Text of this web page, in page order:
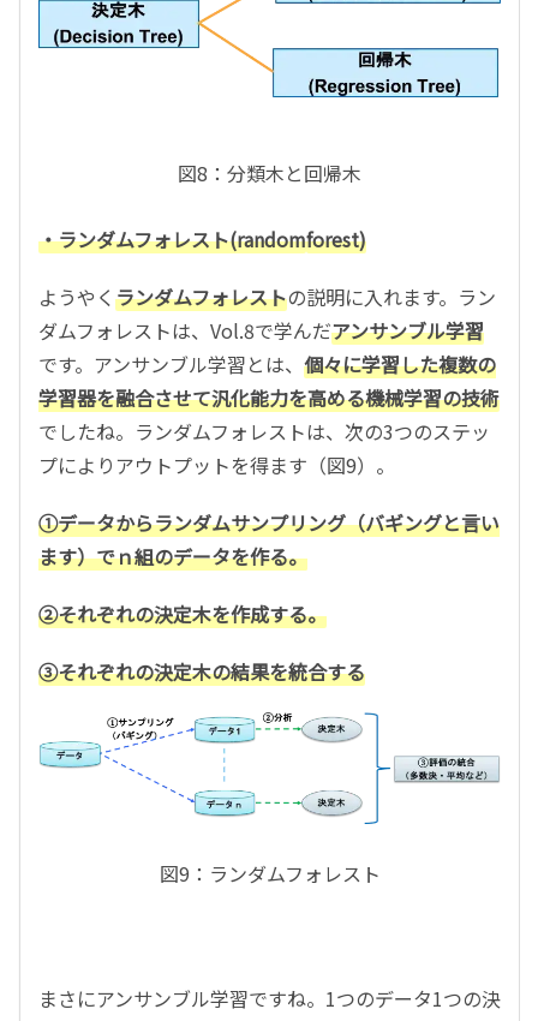
図8：分類木と回帰木
・ランダムフォレスト(randomforest)
ようやく ランダムフォレストの説明に入れます。ラン
ダムフォレストは、Vol.8で学んだアンサンブル学習
です。アンサンブル学習とは、 個々に学習した複数の
学習器を融合させて汎化能力を高める機械学習の技術
でしたね。ランダムフォレストは、次の3つのステッ
プによりアウトプットを得ます（図9）。
①データからランダムサンプリング（バギングと言い
ます）でｎ組のデータを作る。
②それぞれの決定木を作成する。
③それぞれの決定木の結果を統合する
図9：ランダムフォレスト
まさにアンサンブル学習ですね。1つのデータ1つの決